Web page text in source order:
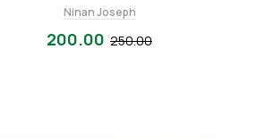
Ninan Joseph
250.00
200.00